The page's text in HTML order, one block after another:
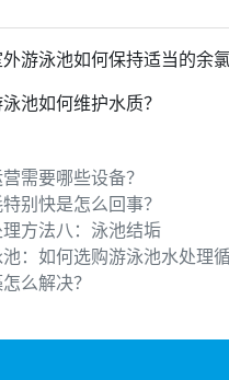
游泳池如何保持适当的余氯
池如何维护水质？
需要哪些设备？
别快是怎么回事？
方法八：泳池结垢
：如何选购游泳池水处理
么解决？